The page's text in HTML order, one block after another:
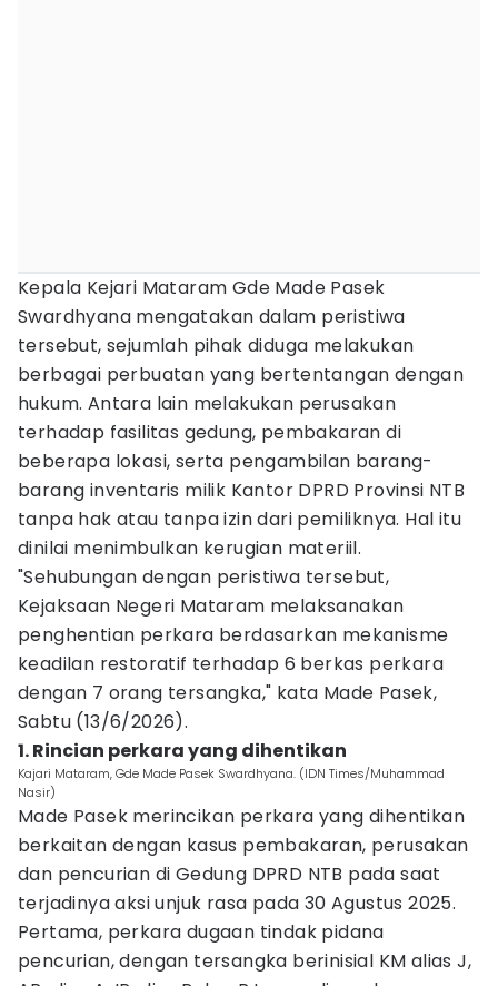
Kepala Kejari Mataram Gde Made Pasek
Swardhyana mengatakan dalam peristiwa
tersebut, sejumlah pihak diduga melakukan
berbagai perbuatan yang bertentangan dengan
hukum. Antara lain melakukan perusakan
terhadap fasilitas gedung, pembakaran di
beberapa lokasi, serta pengambilan barang-
barang inventaris milik Kantor DPRD Provinsi NTB
tanpa hak atau tanpa izin dari pemiliknya. Hal itu
dinilai menimbulkan kerugian materiil.
"Sehubungan dengan peristiwa tersebut,
Kejaksaan Negeri Mataram melaksanakan
penghentian perkara berdasarkan mekanisme
keadilan restoratif terhadap 6 berkas perkara
dengan 7 orang tersangka," kata Made Pasek,
Sabtu (13/6/2026).
1. Rincian perkara yang dihentikan
Kajari Mataram, Gde Made Pasek Swardhyana. (IDN Times/Muhammad
Nasir)
Made Pasek merincikan perkara yang dihentikan
berkaitan dengan kasus pembakaran, perusakan
dan pencurian di Gedung DPRD NTB pada saat
terjadinya aksi unjuk rasa pada 30 Agustus 2025.
Pertama, perkara dugaan tindak pidana
pencurian, dengan tersangka berinisial KM alias J,